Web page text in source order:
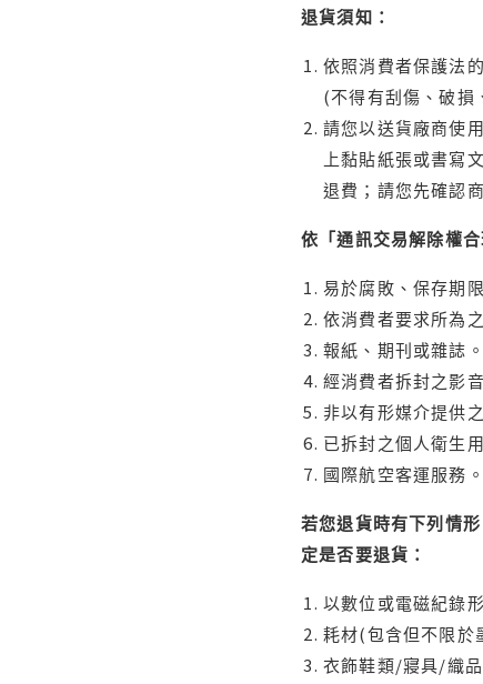
退貨須知：
依照消費者保護法
(不得有刮傷、破損
請您以送貨廠商使
上黏貼紙張或書寫
退費；請您先確認
依「通訊交易解除權
易於腐敗、保存期
依消費者要求所為
報紙、期刊或雜誌。
經消費者拆封之影
非以有形媒介提供
已拆封之個人衛生
國際航空客運服務。
若您退貨時有下列情
定是否要退貨：
以數位或電磁紀錄
耗材(包含但不限於
衣飾鞋類/寢具/織